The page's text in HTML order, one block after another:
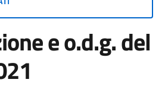
e o.d.g. del